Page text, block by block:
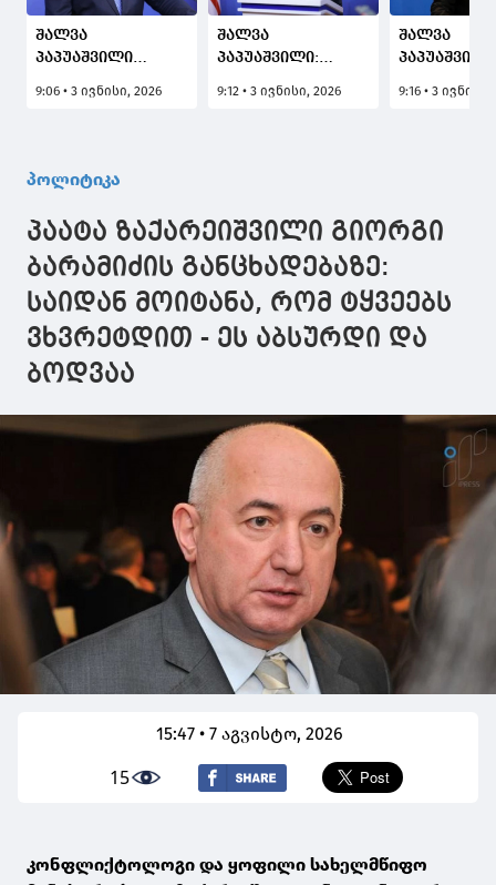
შალვა
პაპუაშვილი
მანდატები
დღეს შეიცვალეს
ის ახალმა
ადმინისტრაციამ
სხვანაირი
პოზიცია დაანახა -
ამაზე დიდი
სირცხვილი რა
შეიძლება იყოს?
9:06 • 3 ივნისი, 2026
შალვა
პაპუაშვილი:
თავის ლოგიკურ
განცხადება ბევრ
რამეს აჩვენებს
9:12 • 3 ივნისი, 2026
შალვა
მივმართოთ
გაიყვანონ
რომელიც
შემთხვევით
ქუჩაში
9:16 • 3 ივნისი,
პოლიტიკა
პაატა ზაქარეიშვილი გიორგი
ბარამიძის განცხადებაზე:
საიდან მოიტანა, რომ ტყვეებს
ვხვრეტდით - ეს აბსურდი და
ბოდვაა
15:47 • 7 აგვისტო, 2026
15
კონფლიქტოლოგი და ყოფილი სახელმწიფო